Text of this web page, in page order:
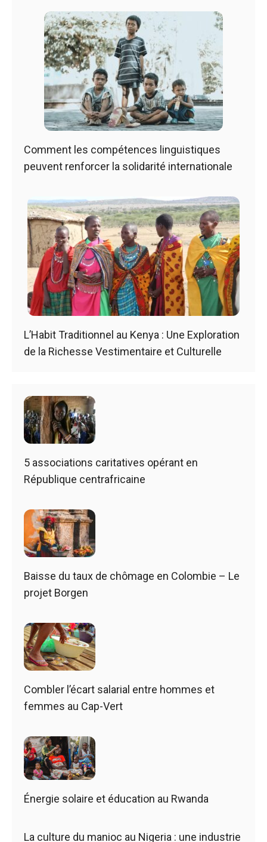
Comment les compétences linguistiques
peuvent renforcer la solidarité internationale
L’Habit Traditionnel au Kenya : Une Exploration
de la Richesse Vestimentaire et Culturelle
5 associations caritatives opérant en
République centrafricaine
Baisse du taux de chômage en Colombie – Le
projet Borgen
Combler l’écart salarial entre hommes et
femmes au Cap-Vert
Énergie solaire et éducation au Rwanda
La culture du manioc au Nigeria : une industrie